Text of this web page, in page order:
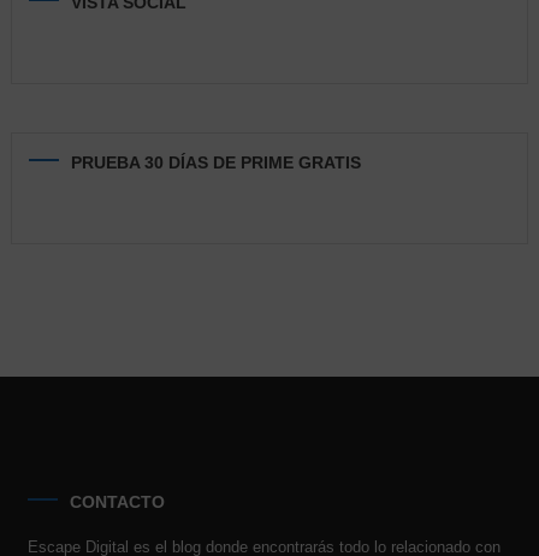
PRUEBA 30 DÍAS DE PRIME GRATIS
CONTACTO
Escape Digital es el blog donde encontrarás todo lo relacionado con